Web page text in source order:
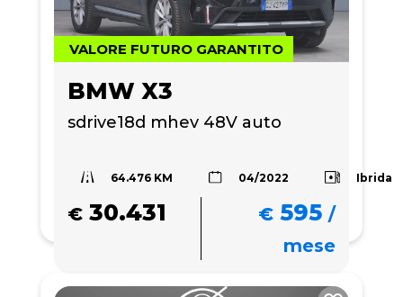
VALORE FUTURO GARANTITO
BMW X3
sdrive18d mhev 48V auto
64.476 KM 04/2022 Ibrida
€ 30.431 € 595 /
mese